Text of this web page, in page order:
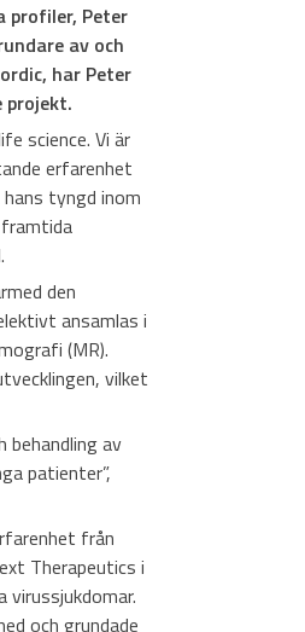
profiler, Peter
av och
har Peter
projekt.
science. Vi är
erfarenhet
tyngd inom
den
ansamlas i
(MR).
vilket
av
patienter”,
från
Therapeutics i
virussjukdomar.
och grundade